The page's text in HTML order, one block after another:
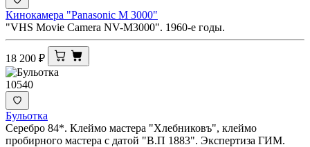
Кинокамера "Panasonic M 3000"
"VHS Movie Camera NV-M3000". 1960-е годы.
18 200 ₽
10540
Бульотка
Серебро 84*. Клеймо мастера "Хлебниковъ", клеймо
пробирного мастера с датой "В.П 1883". Экспертиза ГИМ.